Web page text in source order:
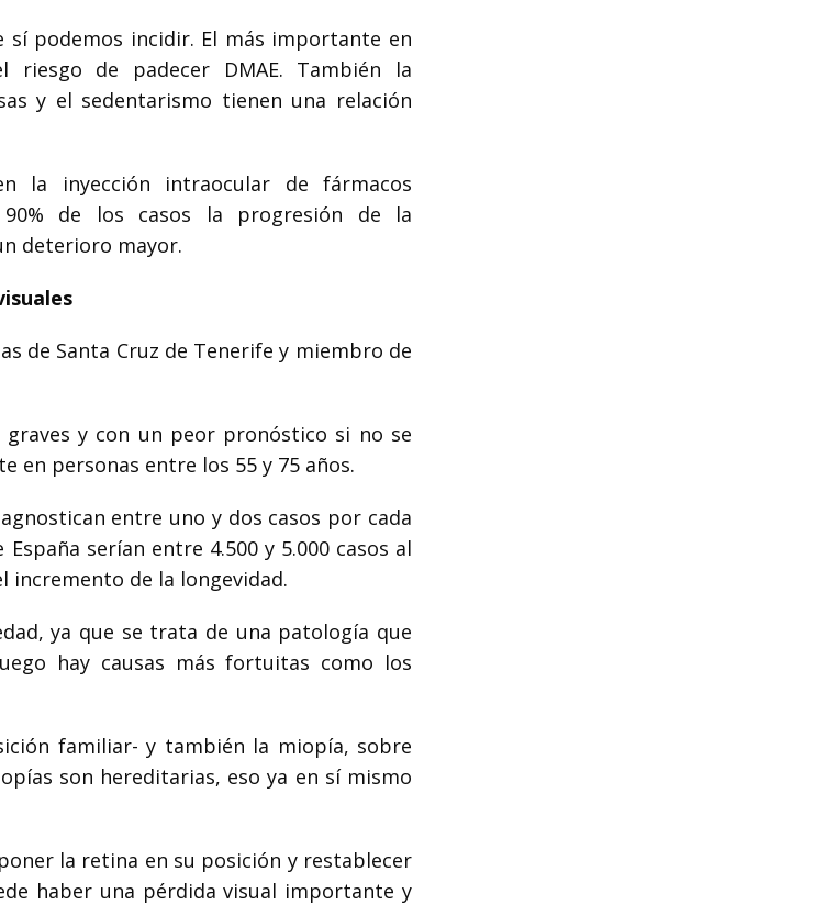
podemos incidir. El más importante en
de padecer DMAE. También la
y el sedentarismo tienen una relación
la inyección intraocular de fármacos
de los casos la progresión de la
deterioro mayor.
de Santa Cruz de Tenerife y miembro de
graves y con un peor pronóstico si no se
en personas entre los 55 y 75 años.
entre uno y dos casos por cada
serían entre 4.500 y 5.000 casos al
incremento de la longevidad.
ya que se trata de una patología que
hay causas más fortuitas como los
familiar- y también la miopía, sobre
son hereditarias, eso ya en sí mismo
la retina en su posición y restablecer
haber una pérdida visual importante y